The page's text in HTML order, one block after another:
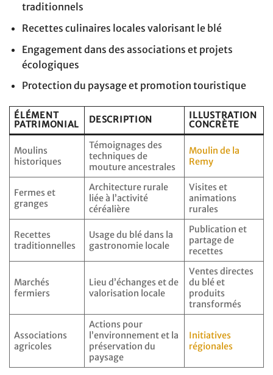
traditionnels
Recettes culinaires locales valorisant le blé
Engagement dans des associations et projets
écologiques
Protection du paysage et promotion touristique
ÉLÉMENT
PATRIMONIAL
DESCRIPTION
ILLUSTRATION
CONCRÈTE
Moulins
historiques
Témoignages des
techniques de
mouture ancestrales
Moulin de la
Remy
Fermes et
granges
Architecture rurale
liée à l’activité
céréalière
Visites et
animations
rurales
Recettes
traditionnelles
Usage du blé dans la
gastronomie locale
Publication et
partage de
recettes
Marchés
fermiers
Lieu d’échanges et de
valorisation locale
Ventes directes
du blé et
produits
transformés
Associations
agricoles
Actions pour
l’environnement et la
préservation du
paysage
Initiatives
régionales